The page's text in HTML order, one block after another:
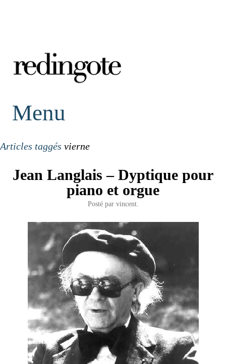
redingote.
Menu
Articles taggés vierne
Jean Langlais – Dyptique pour
piano et orgue
Posté par vincent.